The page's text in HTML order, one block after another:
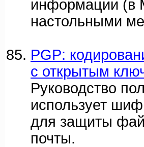
информации (в
настольными
PGP:
с открытым
Руководство
использует
для защиты
почты.